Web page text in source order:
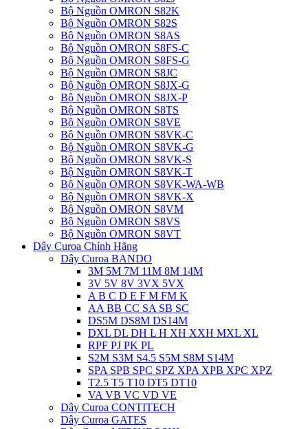
Bộ Nguồn OMRON S82K
Bộ Nguồn OMRON S82S
Bộ Nguồn OMRON S8AS
Bộ Nguồn OMRON S8FS-C
Bộ Nguồn OMRON S8FS-G
Bộ Nguồn OMRON S8JC
Bộ Nguồn OMRON S8JX-G
Bộ Nguồn OMRON S8JX-P
Bộ Nguồn OMRON S8TS
Bộ Nguồn OMRON S8VE
Bộ Nguồn OMRON S8VK-C
Bộ Nguồn OMRON S8VK-G
Bộ Nguồn OMRON S8VK-S
Bộ Nguồn OMRON S8VK-T
Bộ Nguồn OMRON S8VK-WA-WB
Bộ Nguồn OMRON S8VK-X
Bộ Nguồn OMRON S8VM
Bộ Nguồn OMRON S8VS
Bộ Nguồn OMRON S8VT
Dây Curoa Chính Hãng
Dây Curoa BANDO
3M 5M 7M 11M 8M 14M
3V 5V 8V 3VX 5VX
A B C D E F M FM K
AA BB CC SA SB SC
DS5M DS8M DS14M
DXL DL DH L H XH XXH MXL XL
RPF PJ PK PL
S2M S3M S4.5 S5M S8M S14M
SPA SPB SPC SPZ XPA XPB XPC XPZ
T2.5 T5 T10 DT5 DT10
VA VB VC VD VE
Dây Curoa CONTITECH
Dây Curoa GATES